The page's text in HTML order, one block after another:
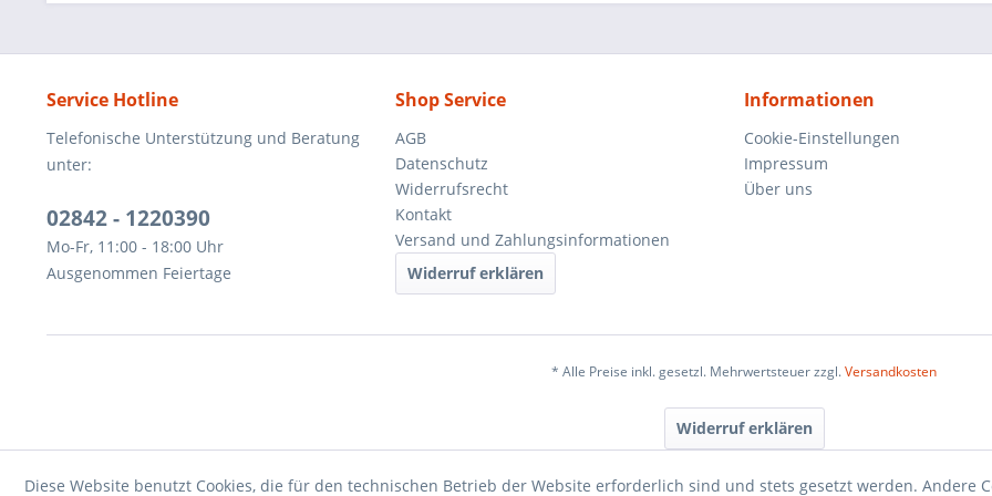
Service Hotline
Telefonische Unterstützung und Beratung
unter:
02842 - 1220390
Mo-Fr, 11:00 - 18:00 Uhr
Ausgenommen Feiertage
Shop Service
AGB
Datenschutz
Widerrufsrecht
Kontakt
Versand und Zahlungsinformationen
Widerruf erklären
Informationen
Cookie-Einstellungen
Impressum
Über uns
* Alle Preise inkl. gesetzl. Mehrwertsteuer zzgl.Versandkosten
Widerruf erklären
Diese Website benutzt Cookies, die für den technischen Betrieb der Website erforderlich sind und stets gesetzt werden. Andere